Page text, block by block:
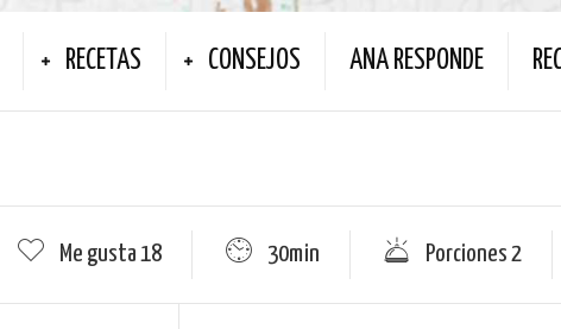
RECETAS CONSEJOS ANA RESPONDE
Me gusta 18 30min Porciones 2